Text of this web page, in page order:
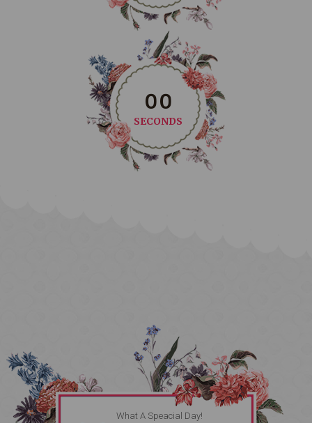
00
SECONDS
What A Speacial Day!